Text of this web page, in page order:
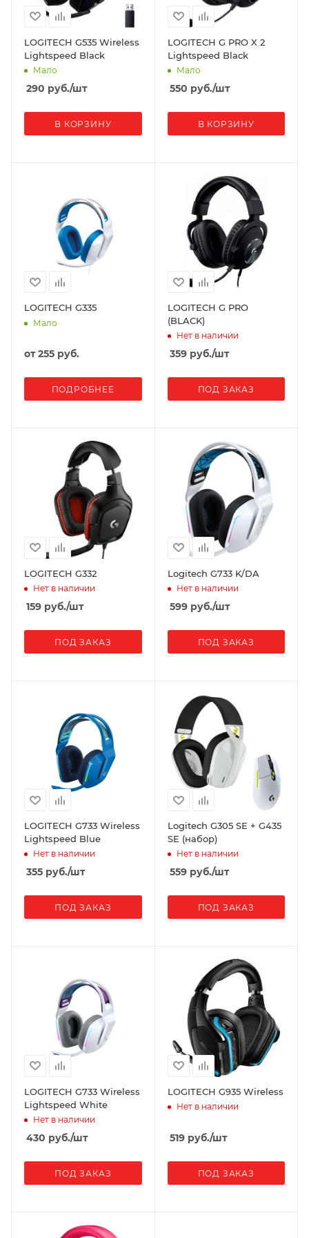
LOGITECH G535 Wireless
Lightspeed Black
Мало
290 руб./шт
В КОРЗИНУ
LOGITECH G PRO X 2
Lightspeed Black
Мало
550 руб./шт
В КОРЗИНУ
LOGITECH G335
Мало
от255 руб.
ПОДРОБНЕЕ
LOGITECH G PRO
(BLACK)
Нет в наличии
359руб./шт
ПОД ЗАКАЗ
LOGITECH G332
Нет в наличии
159 руб./шт
ПОД ЗАКАЗ
Logitech G733 K/DA
Нет в наличии
599руб./шт
ПОД ЗАКАЗ
LOGITECH G733 Wireless
Lightspeed Blue
Нет в наличии
355 руб./шт
ПОД ЗАКАЗ
Logitech G305 SE + G435
SE (набор)
Нет в наличии
559руб./шт
ПОД ЗАКАЗ
LOGITECH G733 Wireless
Lightspeed White
Нет в наличии
430 руб./шт
ПОД ЗАКАЗ
LOGITECH G935 Wireless
Нет в наличии
519руб./шт
ПОД ЗАКАЗ